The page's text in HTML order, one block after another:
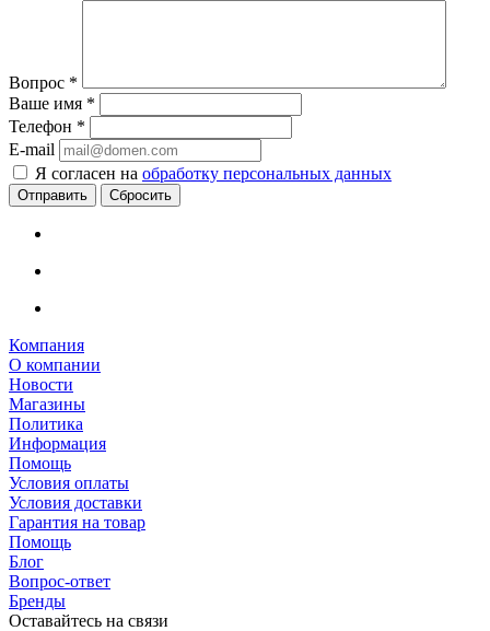
Вопрос *
Ваше имя *
Телефон *
E-mail
Я согласен на обработку персональных данных
Сбросить
Компания
О компании
Новости
Магазины
Политика
Информация
Помощь
Условия оплаты
Условия доставки
Гарантия на товар
Помощь
Блог
Вопрос-ответ
Бренды
Оставайтесь на связи